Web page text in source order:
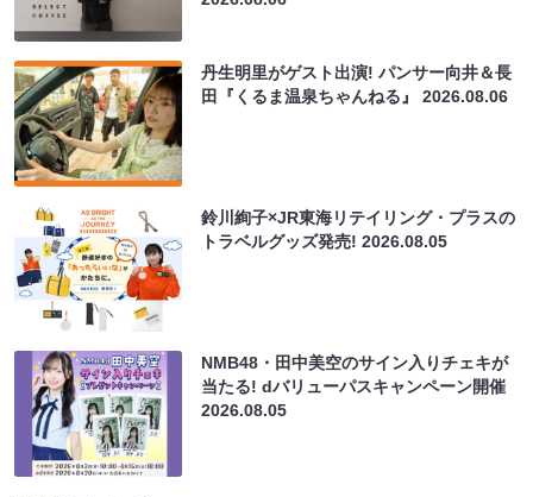
丹生明里がゲスト出演! パンサー向井＆長
田『くるま温泉ちゃんねる』2026.08.06
鈴川絢子×JR東海リテイリング・プラスの
トラベルグッズ発売!2026.08.05
NMB48・田中美空のサイン入りチェキが
当たる! dバリューパスキャンペーン開催
2026.08.05